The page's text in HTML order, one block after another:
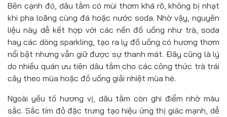
Bên cạnh đó, dâu tằm có mùi thơm khá rõ, không bị nhạt
khi pha loãng cùng đá hoặc nước soda. Nhờ vậy, nguyên
liệu này dễ kết hợp với các nền đồ uống như trà, soda
hay các dòng sparkling, tạo ra ly đồ uống có hương thơm
nổi bật nhưng vẫn giữ được sự thanh mát. Đây cũng là lý
do nhiều quán ưu tiên dâu tằm cho các công thức trà trái
cây theo mùa hoặc đồ uống giải nhiệt mùa hè.
Ngoài yếu tố hương vị, dâu tằm còn ghi điểm nhờ màu
sắc. Sắc tím đỏ đặc trưng tạo hiệu ứng thị giác mạnh, dễ